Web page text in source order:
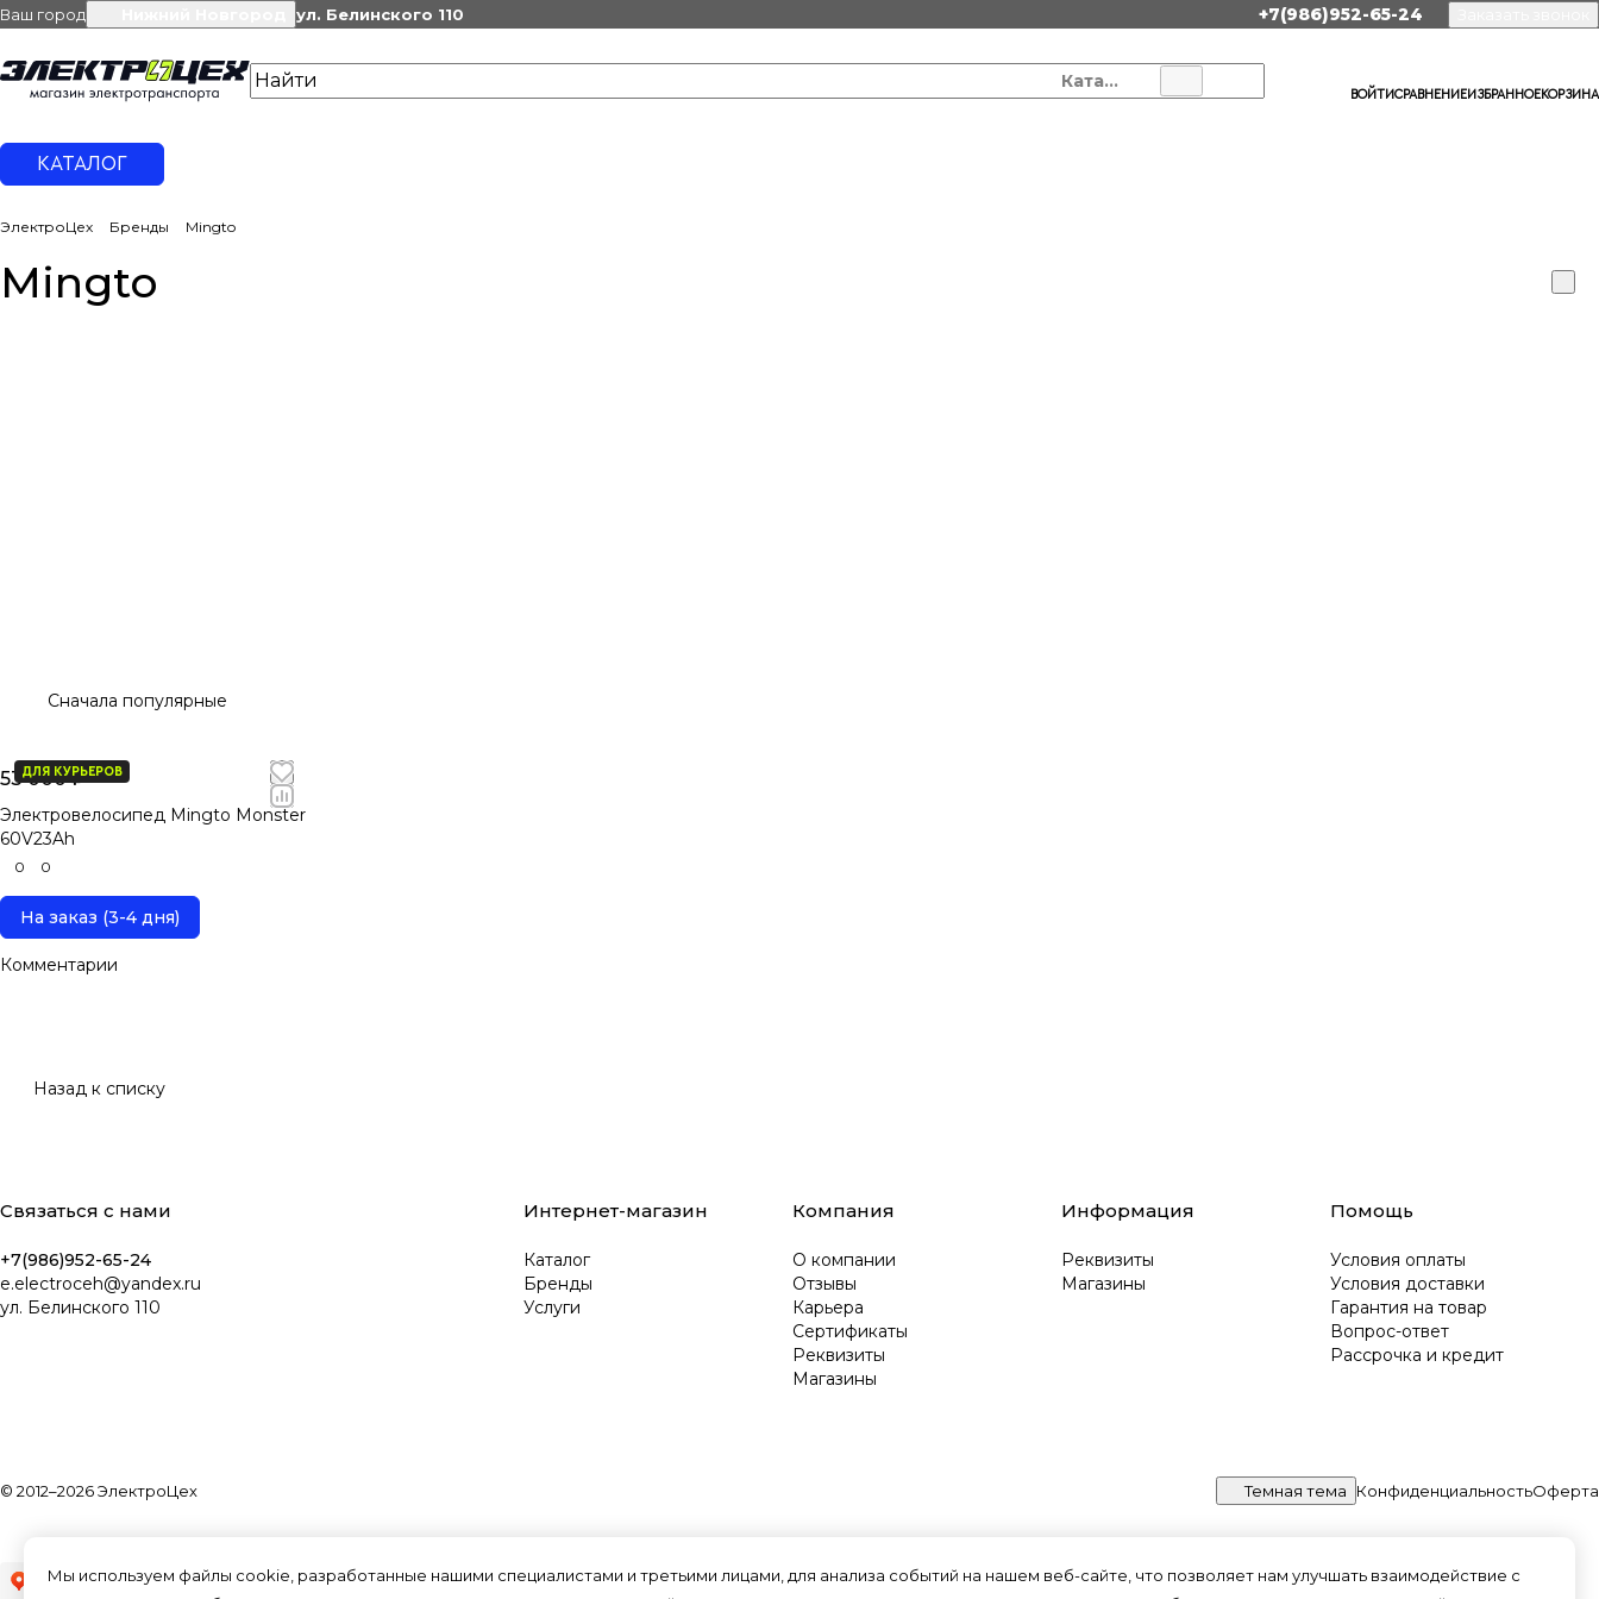
Ваш город ул. Белинского 110 +7(986)952-65-24
Каталог
ВОЙТИСРАВНЕНИЕИЗБРАННОЕКОРЗИНА
КАТАЛОГ
ЭлектроЦех Бренды Mingto
Mingto
Сначала популярные
ДЛЯ КУРЬЕРОВ
53 000 ₽
Электровелосипед Mingto Monster
60V23Ah
0 0
На заказ (3-4 дня)
Комментарии
Назад к списку
Связаться с нами
+7(986)952-65-24
e.electroceh@yandex.ru
ул. Белинского 110
Интернет-магазин
Каталог
Бренды
Услуги
Компания
О компании
Отзывы
Карьера
Сертификаты
Реквизиты
Магазины
Информация
Реквизиты
Магазины
Помощь
Условия оплаты
Условия доставки
Гарантия на товар
Вопрос-ответ
Рассрочка и кредит
© 2012–2026 ЭлектроЦех Темная тема КонфиденциальностьОферта
Мы используем файлы cookie, разработанные нашими специалистами и третьими лицами, для анализа событий на нашем веб-сайте, что позволяет нам улучшать взаимодействие с